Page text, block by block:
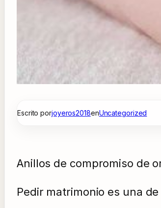
Escrito porjoyeros2018enUncategorized
Anillos de compromiso de
Pedir matrimonio es una